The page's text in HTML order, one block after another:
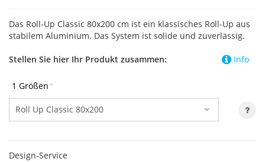
Das Roll-Up Classic 80x200 cm ist ein klassisches Roll-Up aus
stabilem Aluminium. Das System ist solide und zuverlässig.
Info
Stellen Sie hier Ihr Produkt zusammen:
1 Größen*
Design-Service